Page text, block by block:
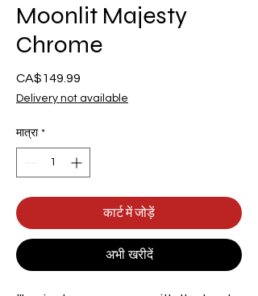
Moonlit Majesty
Chrome
CA$149.99
Delivery not available
मात्रा *
कार्ट में जोड़ें
अभी खरीदें